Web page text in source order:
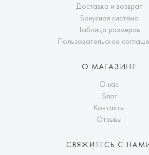
Доставка и возврат
Бонусная система
Таблица размеров
Пользовательское
О МАГАЗИНЕ
О нас
Блог
Контакты
Отзывы
СВЯЖИТЕСЬ С